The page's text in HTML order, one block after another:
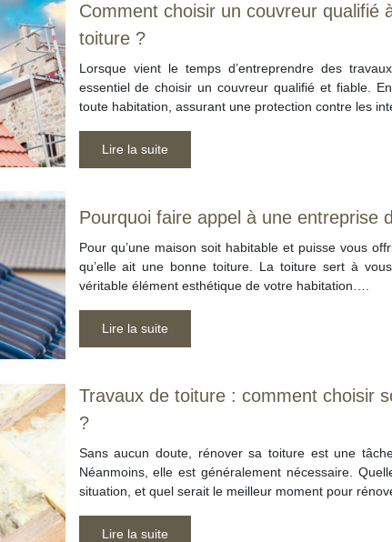
Comment choisir un couvreur qualifié
toiture ?
Lorsque vient le temps d’entreprendre des
essentiel de choisir un couvreur qualifié et fiable.
toute habitation, assurant une protection contre les
Lire la suite
Pourquoi faire appel à une entreprise
Pour qu’une maison soit habitable et puisse vous
qu’elle ait une bonne toiture. La toiture sert à
véritable élément esthétique de votre habitation….
Lire la suite
Travaux de toiture : comment choisir
?
Sans aucun doute, rénover sa toiture est une
Néanmoins, elle est généralement nécessaire.
situation, et quel serait le meilleur moment pour
Lire la suite